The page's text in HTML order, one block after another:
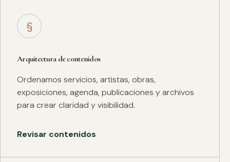
§
Arquitectura de contenidos
Ordenamos servicios, artistas, obras,
exposiciones, agenda, publicaciones y archivos
para crear claridad y visibilidad.
Revisar contenidos